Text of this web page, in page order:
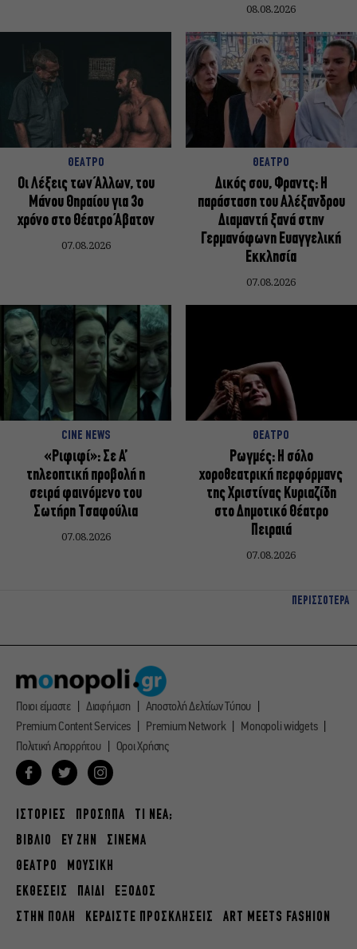
08.08.2026
ΘΕΑΤΡΟ
Οι Λέξεις των Άλλων, του
Μάνου Θηραίου για 3ο
χρόνο στο Θέατρο Άβατον
07.08.2026
ΘΕΑΤΡΟ
Δικός σου, Φραντς: Η
παράσταση του Αλέξανδρου
Διαμαντή ξανά στην
Γερμανόφωνη Ευαγγελική
Εκκλησία
07.08.2026
CINE NEWS
«Ριφιφί»: Σε Α’
τηλεοπτική προβολή η
σειρά φαινόμενο του
Σωτήρη Τσαφούλια
07.08.2026
ΘΕΑΤΡΟ
Ρωγμές: Η σόλο
χοροθεατρική περφόρμανς
της Χριστίνας Κυριαζίδη
στο Δημοτικό Θέατρο
Πειραιά
07.08.2026
ΠΕΡΙΣΣΟΤΕΡΑ
Ποιοι είμαστε Διαφήμιση
Αποστολή Δελτίων Τύπου
Premium Content Services
Premium Network
Monopoli widgets
Πολιτική Απορρήτου
Οροι Χρήσης
ΙΣΤΟΡΙΕΣ ΠΡΟΣΩΠΑ
ΤΙ ΝΕΑ;
ΒΙΒΛΙΟ
ΕΥ ΖΗΝ
ΣΙΝΕΜΑ
ΘΕΑΤΡΟ
ΜΟΥΣΙΚΗ
ΕΚΘΕΣΕΙΣ
ΠΑΙΔΙ
ΕΞΟΔΟΣ
ΣΤΗΝ ΠΟΛΗ
ΚΕΡΔΙΣΤΕ ΠΡΟΣΚΛΗΣΕΙΣ ART MEETS FASHION